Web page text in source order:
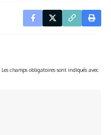
Les champs obligatoires sont indiqués avec